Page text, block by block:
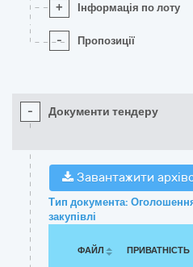
+ Інформація по лоту
- Пропозиції
- Документи тендеру
Завантажити
Тип документа:
закупівлі
ФАЙЛ ПРИВАТНІСТЬ